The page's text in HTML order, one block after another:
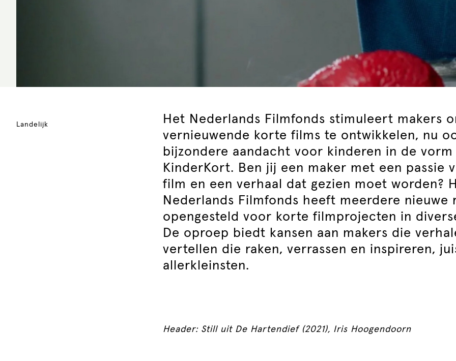
Landelijk
Het Nederlands Filmfonds stimuleert makers
vernieuwende korte films te ontwikkelen, nu
bijzondere aandacht voor kinderen in de vorm
KinderKort. Ben jij een maker met een passie
film en een verhaal dat gezien moet worden?
Nederlands Filmfonds heeft meerdere nieuwe
opengesteld voor korte filmprojecten in
De oproep biedt kansen aan makers die
vertellen die raken, verrassen en inspireren,
allerkleinsten.
Header: Still uit De Hartendief (2021), Iris Hoogendoorn